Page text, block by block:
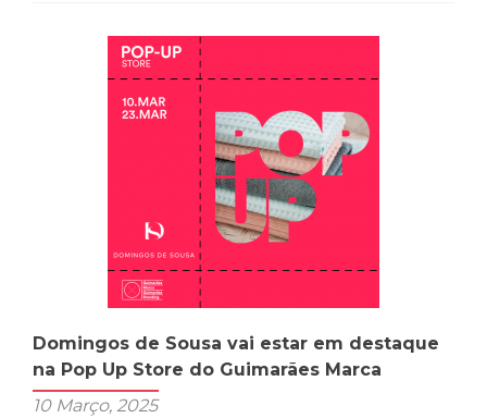
New
Domingos de Sousa vai estar em destaque
na Pop Up Store do Guimarães Marca
10 Março, 2025